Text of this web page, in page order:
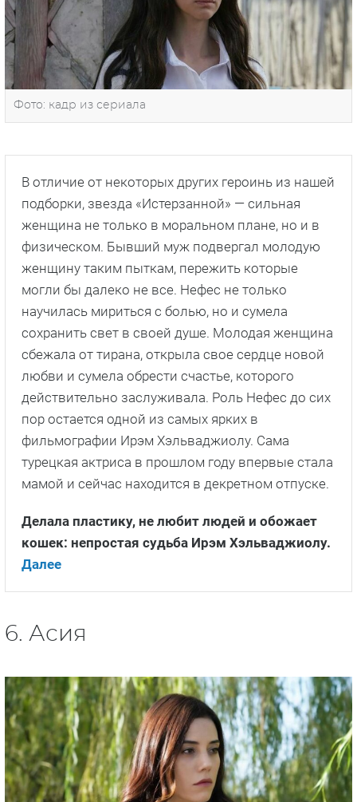
Фото: кадр из сериала
В отличие от некоторых других героинь из нашей
подборки, звезда «Истерзанной» — сильная
женщина не только в моральном плане, но и в
физическом. Бывший муж подвергал молодую
женщину таким пыткам, пережить которые
могли бы далеко не все. Нефес не только
научилась мириться с болью, но и сумела
сохранить свет в своей душе. Молодая женщина
сбежала от тирана, открыла свое сердце новой
любви и сумела обрести счастье, которого
действительно заслуживала. Роль Нефес до сих
пор остается одной из самых ярких в
фильмографии Ирэм Хэльваджиолу. Сама
турецкая актриса в прошлом году впервые стала
мамой и сейчас находится в декретном отпуске.
Делала пластику, не любит людей и обожает
кошек: непростая судьба Ирэм Хэльваджиолу.
Далее
6. Асия